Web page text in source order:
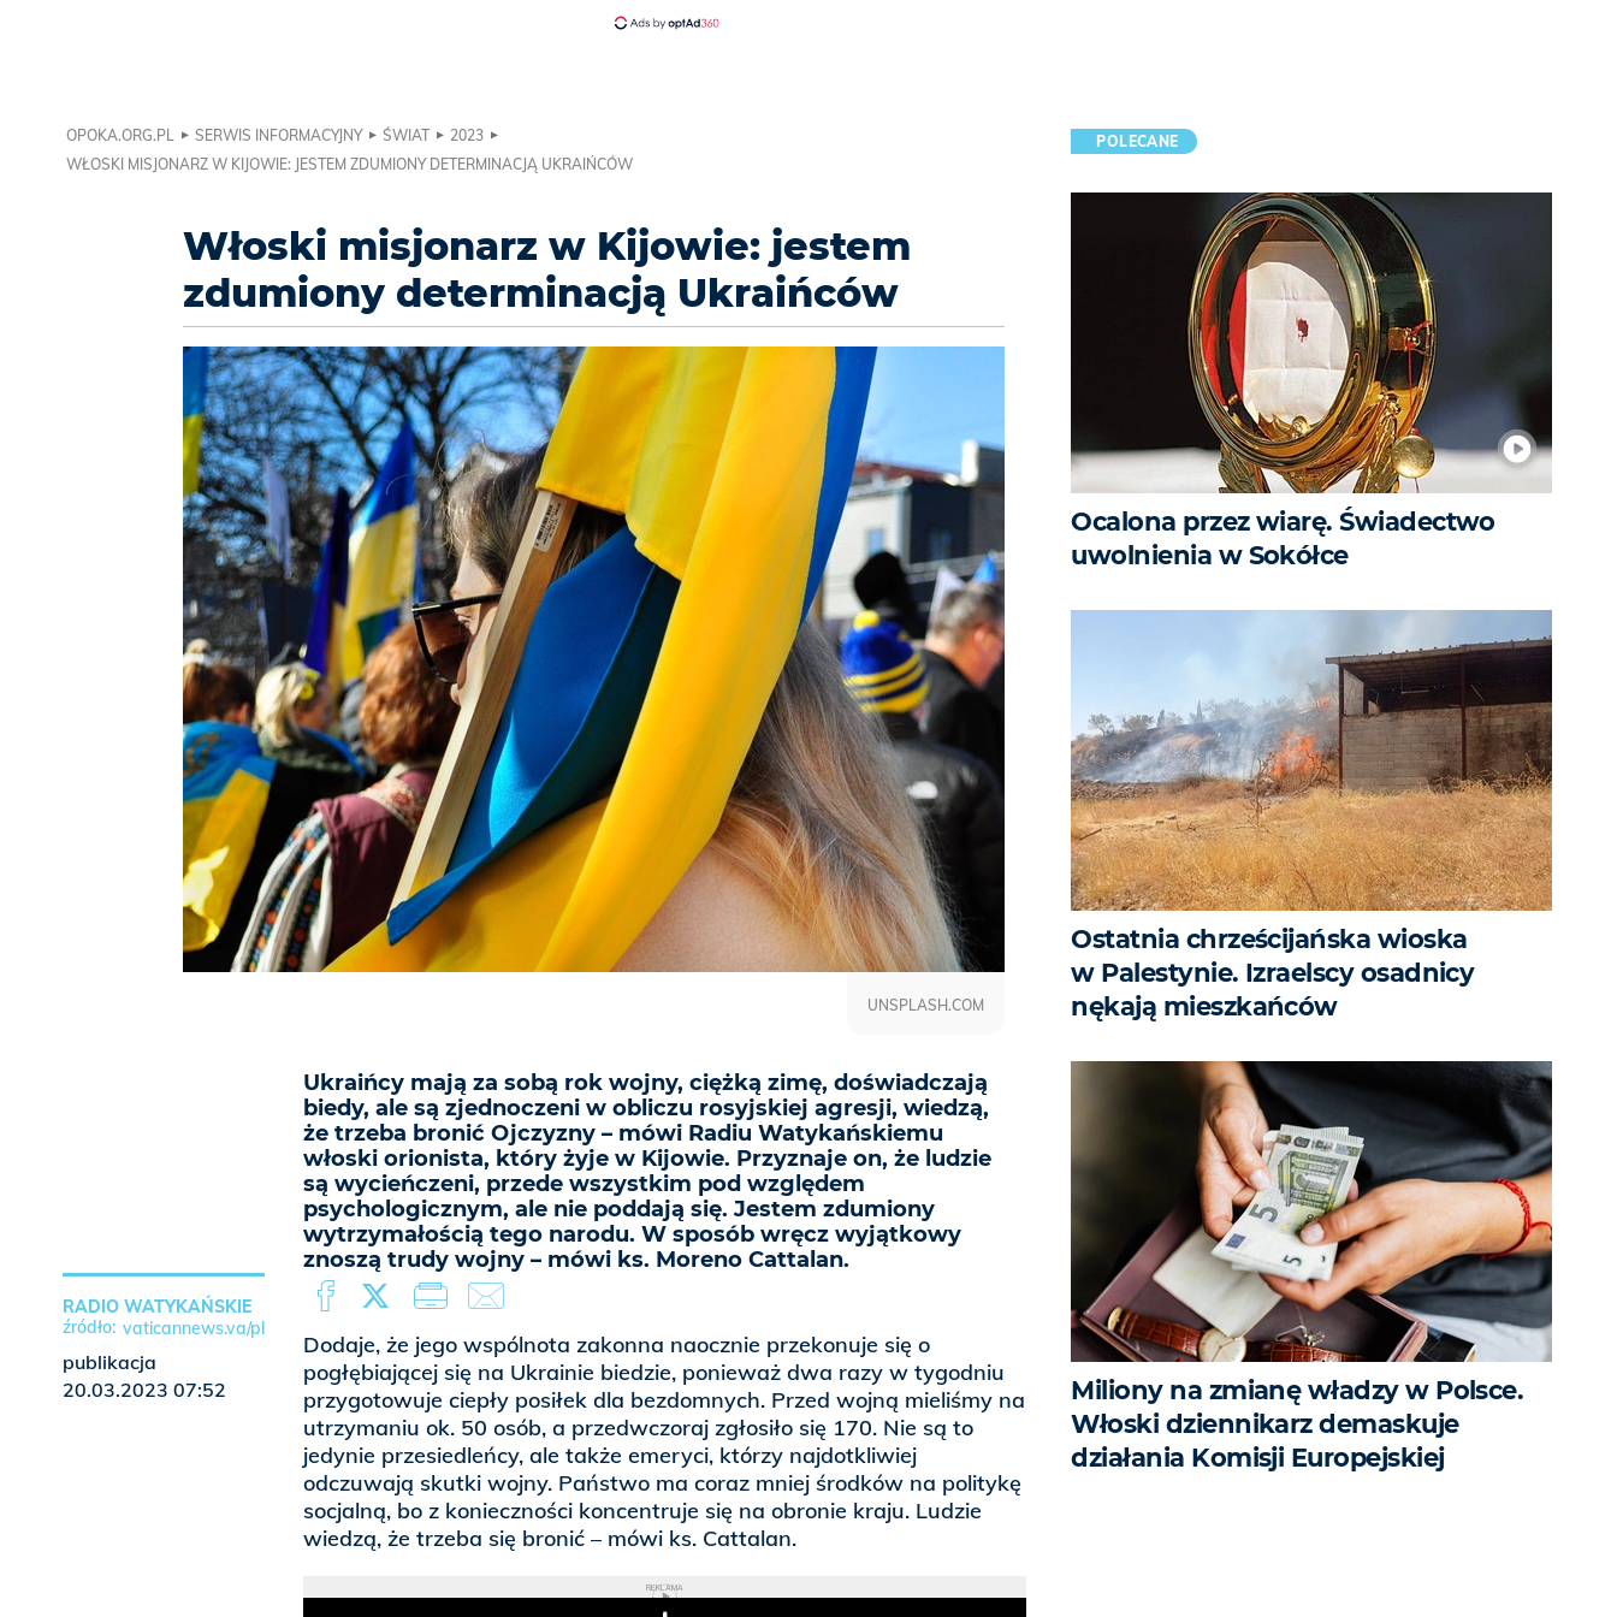
OPOKA.ORG.PL SERWIS INFORMACYJNY ŚWIAT
2023
WŁOSKI MISJONARZ W KIJOWIE: JESTEM ZDUMIONY DETERMINACJĄ UKRAIŃCÓW
Włoski misjonarz w Kijowie: jestem
zdumiony determinacją Ukraińców
Ukraińcy mają za sobą rok wojny, ciężką zimę, doświadczają
biedy, ale są zjednoczeni w obliczu rosyjskiej agresji, wiedzą,
że trzeba bronić Ojczyzny – mówi Radiu Watykańskiemu
włoski orionista, który żyje w Kijowie. Przyznaje on, że ludzie
są wycieńczeni, przede wszystkim pod względem
psychologicznym, ale nie poddają się. Jestem zdumiony
wytrzymałością tego narodu. W sposób wręcz wyjątkowy
znoszą trudy wojny – mówi ks. Moreno Cattalan.
UNSPLASH.COM
Dodaje, że jego wspólnota zakonna naocznie przekonuje się o
pogłębiającej się na Ukrainie biedzie, ponieważ dwa razy w tygodniu
przygotowuje ciepły posiłek dla bezdomnych. Przed wojną mieliśmy na
utrzymaniu ok. 50 osób, a przedwczoraj zgłosiło się 170. Nie są to
jedynie przesiedleńcy, ale także emeryci, którzy najdotkliwiej
odczuwają skutki wojny. Państwo ma coraz mniej środków na politykę
socjalną, bo z konieczności koncentruje się na obronie kraju. Ludzie
wiedzą, że trzeba się bronić – mówi ks. Cattalan.
REKLAMA
RADIO WATYKAŃSKIE
vaticannews.va/pl
publikacja
20.03.2023 07:52
POLECANE
Ocalona przez wiarę. Świadectwo
uwolnienia w Sokółce
Ostatnia chrześcijańska wioska
w Palestynie. Izraelscy osadnicy
nękają mieszkańców
Miliony na zmianę władzy w Polsce.
Włoski dziennikarz demaskuje
działania Komisji Europejskiej